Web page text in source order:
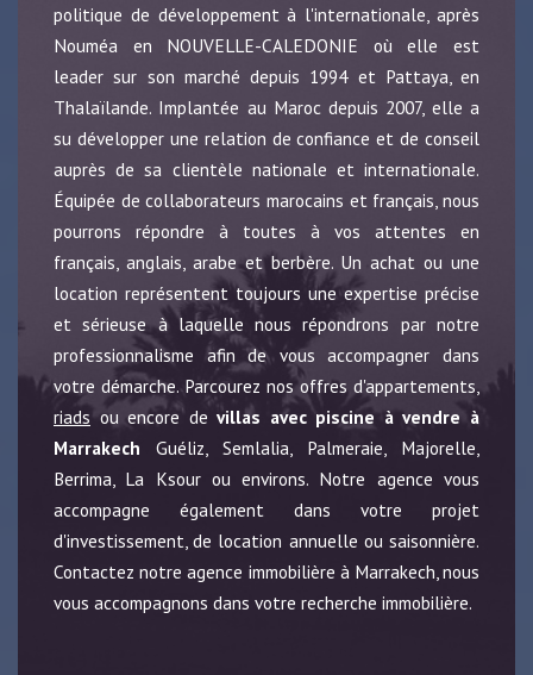
politique de développement à l'internationale, après
Nouméa en NOUVELLE-CALEDONIE où elle est
leader sur son marché depuis 1994 et Pattaya, en
Thalaïlande. Implantée au Maroc depuis 2007, elle a
su développer une relation de confiance et de conseil
auprès de sa clientèle nationale et internationale.
Équipée de collaborateurs marocains et français, nous
pourrons répondre à toutes à vos attentes en
français, anglais, arabe et berbère. Un achat ou une
location représentent toujours une expertise précise
et sérieuse à laquelle nous répondrons par notre
professionnalisme afin de vous accompagner dans
votre démarche. Parcourez nos offres d'appartements,
riads ou encore devillas avec piscine à vendre à
Marrakech Guéliz, Semlalia, Palmeraie, Majorelle,
Berrima, La Ksour ou environs. Notre agence vous
accompagne également dans votre projet
d'investissement, de location annuelle ou saisonnière.
Contactez notre agence immobilière à Marrakech, nous
vous accompagnons dans votre recherche immobilière.